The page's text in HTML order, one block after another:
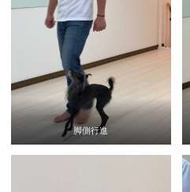
脚側行進